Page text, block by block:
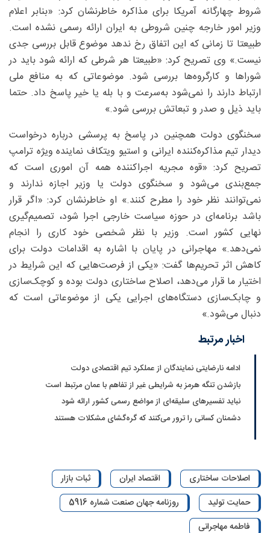
شروط چهارگانه آمریکا برای مذاکره خاطرنشان کرد: «بنابر اعلام
وزیر امور خارجه چنین شروطی به ایران ارائه رسمی نشده است.
طبیعتا تا زمانی که این اتفاق رخ ندهد موضوع قابل بررسی جدی
نیست.» وی تصریح کرد: «طبیعتا هر شرطی که ارائه شود باید در
شوراها و کارگروه‌ها بررسی شود. موضوعاتی که به منافع ملی
ارتباط دارند را نمی‌شود به‌سرعت و با بله یا خیر پاسخ داد. حتما
باید ذیل و صدر و تبعاتش بررسی شود.»
سخنگوی دولت همچنین در پاسخ به پرسشی درباره درخواست
دیدار تیم مذاکره‌کننده ایرانی و استیو ویتکاف نماینده ویژه ترامپ
تصریح کرد: «قوه مجریه اجراکننده همه آن اموری است که
جمع‌بندی می‌شود و سخنگوی دولت یا وزیر اجازه ندارند و
نمی‌توانند نظر خود را مطرح کنند.» او خاطرنشان کرد: «اگر قرار
باشد برنامه‌ای در حوزه سیاست خارجی اجرا شود، تصمیم‌گیری
نهایی کشور است. وزیر با نظر شخصی خود کاری را انجام
نمی‌دهد.» مهاجرانی در پایان با اشاره به اقدامات دولت برای
کاهش اثر تحریم‌ها گفت: «یکی از فرصت‌هایی که این شرایط در
اختیار ما قرار می‌دهد، اصلاح ساختاری دولت‌ بوده و کوچک‌سازی
و چابک‌سازی دستگاه‌های اجرایی یکی از موضوعاتی است که
دنبال‌ می‌شود.»
اخبار مرتبط
ادامه نارضایتی نمایندگان از عملکرد تیم اقتصادی دولت
بازشدن تنگه هرمز به شرایطی غیر از تفاهم با عمان مرتبط است
نباید تفسیرهای سلیقه‌ای از مواضع رسمی کشور ارائه شود
دشمنان کسانی را ترور می‌کنند که گره‌گشای مشکلات هستند
اصلاحات ساختاری اقتصاد ایران
ثبات بازار
حمایت تولید
روزنامه جهان صنعت شماره 5916
فاطمه مهاجرانی